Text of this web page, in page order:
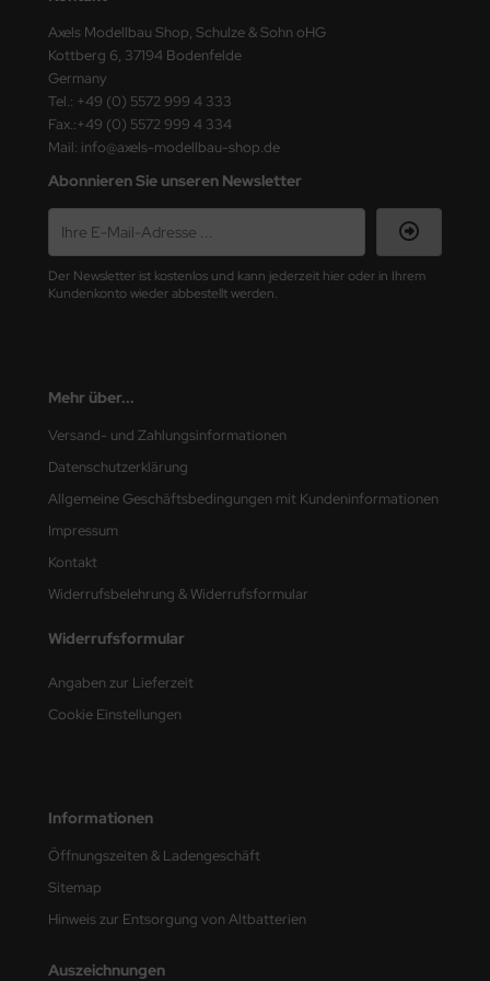
Axels Modellbau Shop, Schulze & Sohn oHG
Kottberg 6, 37194 Bodenfelde
Germany
Tel.: +49 (0) 5572 999 4 333
Fax.:+49 (0) 5572 999 4 334
Mail: info@axels-modellbau-shop.de
Abonnieren Sie unseren Newsletter
Der Newsletter ist kostenlos und kann jederzeit hier oder in Ihrem
Kundenkonto wieder abbestellt werden.
Mehr über...
Versand- und Zahlungsinformationen
Datenschutzerklärung
Allgemeine Geschäftsbedingungen mit Kundeninformationen
Impressum
Kontakt
Widerrufsbelehrung & Widerrufsformular
Widerrufsformular
Angaben zur Lieferzeit
Cookie Einstellungen
Informationen
Öffnungszeiten & Ladengeschäft
Sitemap
Hinweis zur Entsorgung von Altbatterien
Auszeichnungen
Beemax
Hobby
Hobbies
Nunu
Lights
Field Model
Model